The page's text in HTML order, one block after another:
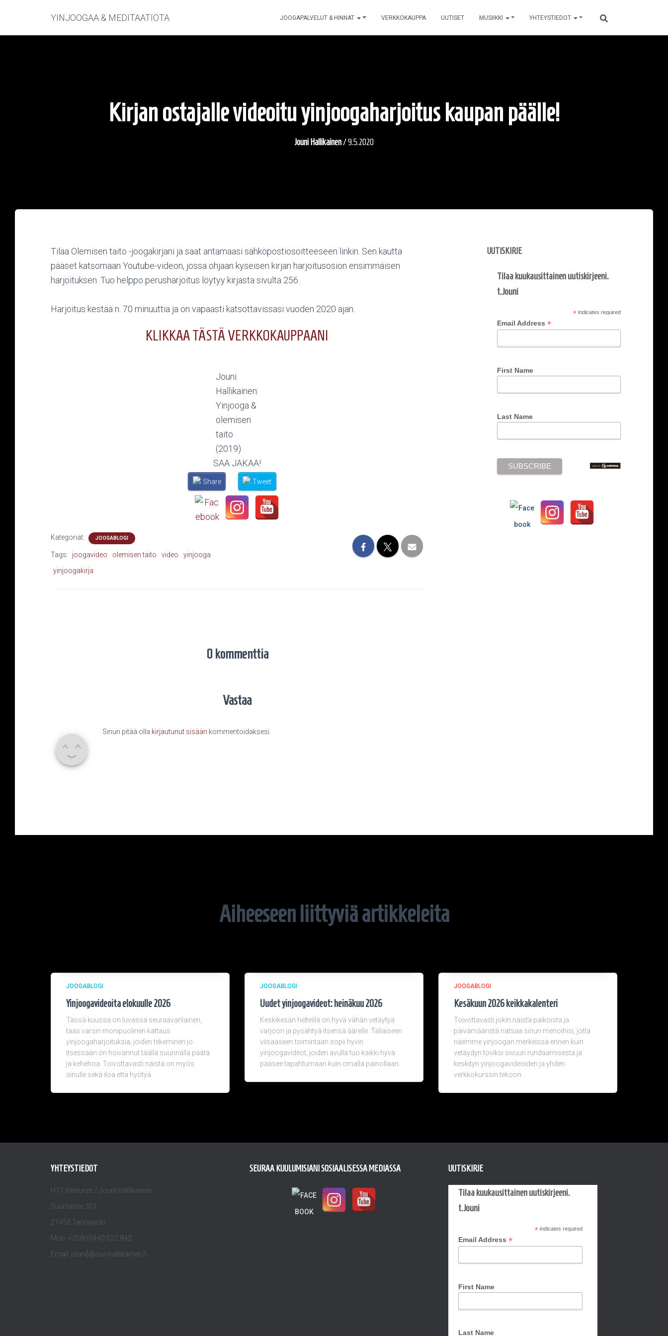
YINJOOGAA & MEDITAATIOTA JOOGAPALVELUT & HINNAT VERKKOKAUPPA UUTISET MUSIIKKI YHTEYSTIEDOT
Kirjan ostajalle videoitu yinjoogaharjoitus kaupan päälle!
Jouni Hallikainen/9.5.2020
Tilaa Olemisen taito -joogakirjani ja saat antamaasi sähköpostiosoitteeseen linkin. Sen kautta
pääset katsomaan Youtube-videon, jossa ohjaan kyseisen kirjan harjoitusosion ensimmäisen
harjoituksen. Tuo helppo perusharjoitus löytyy kirjasta sivulta 256.
Harjoitus kestää n. 70 minuuttia ja on vapaasti katsottavissasi vuoden 2020 ajan.
KLIKKAA TÄSTÄ VERKKOKAUPPAANI
Jouni
Hallikainen:
Yinjooga &
olemisen
taito
(2019)
SAA JAKAA!
Share Tweet
Kategoriat: JOOGABLOGI
Tags: joogavideo olemisen taito video
yinjooga
yinjoogakirja
0 kommenttia
Vastaa
Sinun pitää olla kirjautunut sisään kommentoidaksesi.
UUTISKIRJE
Tilaa kuukausittainen uutiskirjeeni.
t.Jouni
* indicates required
Email Address *
First Name
Last Name
Aiheeseen liittyviä artikkeleita
JOOGABLOGI
Yinjoogavideoita elokuulle 2026
Tässä kuussa on luvassa seuraavanlainen,
taas varsin monipuolinen kattaus
yinjoogaharjoituksia, joiden tekeminen jo
itsessään on hoivannut täällä suunnalla päätä
ja kehehoa. Toivottavasti näistä on myös
sinulle sekä iloa että hyötyä.
JOOGABLOGI
Uudet yinjoogavideot: heinäkuu 2026
Keskikesän helteillä on hyvä vähän vetäytyä
varjoon ja pysähtyä itsensä äärelle. Tällaiseen
viisaaseen toimintaan sopii hyvin
yinjoogavideot, joiden avulla tuo kaikki hyvä
pääsee tapahtumaan kuin omalla painollaan.
JOOGABLOGI
Kesäkuun 2026 keikkakalenteri
Toivottavasti jokin näistä paikoista ja
päivämääristä natsaa sinun menoihisi, jotta
näemme yinjoogan merkeissä ennen kuin
vetäydyn toviksi sivuun rundaamisesta ja
keskityn yinjoogavideoiden ja yhden
verkkokurssin tekoon.
YHTEYSTIEDOT
H11 Ventures / Jouni Hallikainen
Suurilantie 301
21450 Tarvasjoki
Mob. +358(0)440 522 842
Email. jouni[a]jounihallikainen.fi
SEURAA KUULUMISIANI SOSIAALISESSA MEDIASSA UUTISKIRJE
Tilaa kuukausittainen uutiskirjeeni.
t.Jouni
*indicates required
Email Address *
First Name
Last Name